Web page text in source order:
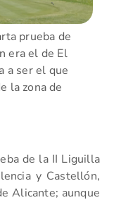
prueba de
era el de El
a ser el que
la zona de
de la II Liguilla
y Castellón,
Alicante; aunque